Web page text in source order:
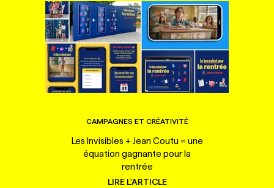
CAMPAGNES ET CRÉATIVITÉ
Les Invisibles + Jean Coutu = une
équation gagnante pour la
rentrée
LIRE L'ARTICLE